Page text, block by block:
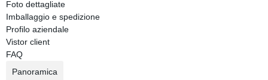
Foto dettagliate
Imballaggio e spedizione
Profilo aziendale
Vistor client
FAQ
Panoramica